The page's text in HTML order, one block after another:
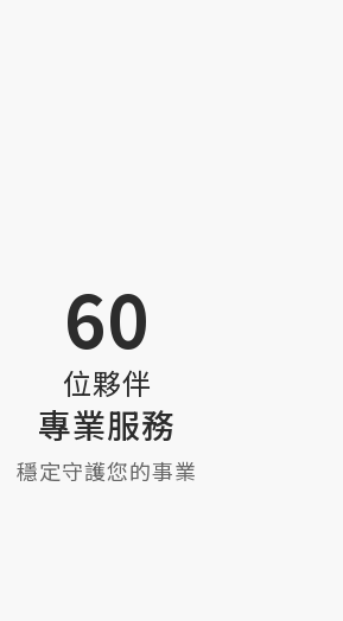
60
位夥伴
專業服務
穩定守護您的事業